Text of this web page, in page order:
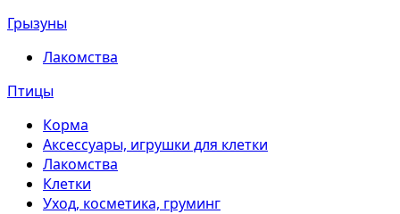
Грызуны
Лакомства
Птицы
Корма
Аксессуары, игрушки для клетки
Лакомства
Клетки
Уход, косметика, груминг